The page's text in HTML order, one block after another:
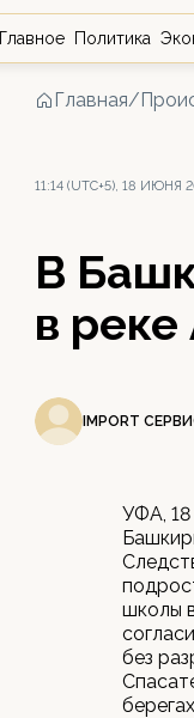
Главное Политика
Главная/
11:14 (UTC+5), 18 ИЮНЯ
В
в реке
IMPORT
УФА,
школы
без